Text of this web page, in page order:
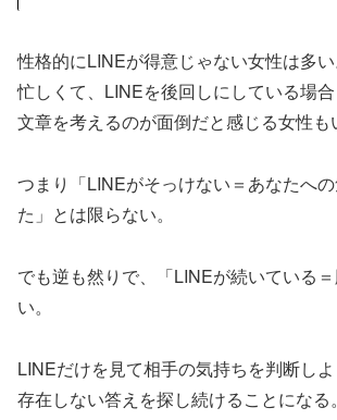
性格的にLINEが得意じゃない女性は多
忙しくて、LINEを後回しにしている場
文章を考えるのが面倒だと感じる女性も
つまり「LINEがそっけない＝あなたへ
た」とは限らない。
でも逆も然りで、「LINEが続いている
い。
LINEだけを見て相手の気持ちを判断しよ
存在しない答えを探し続けることになる。